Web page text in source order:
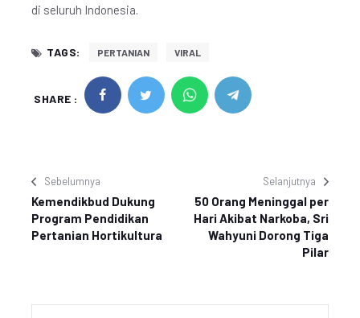
di seluruh Indonesia.
TAGS: PERTANIAN VIRAL
SHARE :
Sebelumnya
Kemendikbud Dukung
Program Pendidikan
Pertanian Hortikultura
Selanjutnya
50 Orang Meninggal per
Hari Akibat Narkoba, Sri
Wahyuni Dorong Tiga
Pilar